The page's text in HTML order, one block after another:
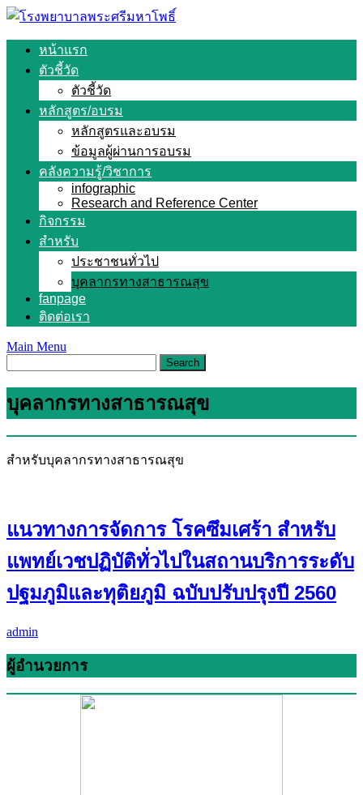
Skip
content
หน้าแรก
ตัวชี้วัด
ตัวชี้วัด
หลักสูตร/อบรม
หลักสูตรและอบรม
ข้อมูลผู้ผ่านการอบรม
คลังความรู้/วิชาการ
infographic
Research and Reference Center
กิจกรรม
สำหรับ
ประชาชนทั่วไป
บุคลากรทางสาธารณสุข
fanpage
ติดต่อเรา
Main Menu
บุคลากรทางสาธารณสุข
สำหรับบุคลากรทางสาธารณสุข
แนวทางการจัดการ โรคซึมเศร้า สำหรับ
แพทย์เวชปฏิบัติทั่วไปในสถานบริการระดับ
ปฐมภูมิและทุติยภูมิ ฉบับปรับปรุงปี 2560
admin
ผู้อำนวยการ